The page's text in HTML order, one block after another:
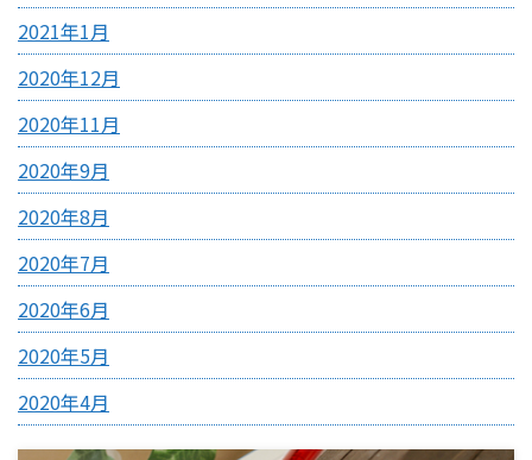
2021年1月
2020年12月
2020年11月
2020年9月
2020年8月
2020年7月
2020年6月
2020年5月
2020年4月